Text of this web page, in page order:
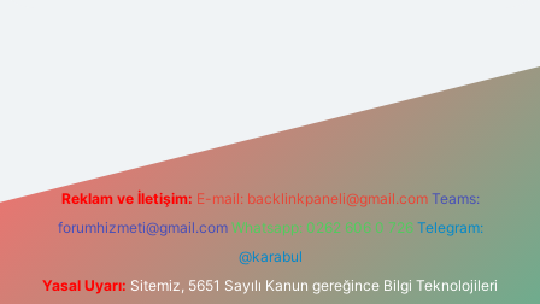
Reklam ve İletişim: E-mail: backlinkpaneli@gmail.com Teams:
forumhizmeti@gmail.com Whatsapp: 0262 606 0 726 Telegram:
@karabul
Yasal Uyarı: Sitemiz, 5651 Sayılı Kanun gereğince Bilgi Teknolojileri